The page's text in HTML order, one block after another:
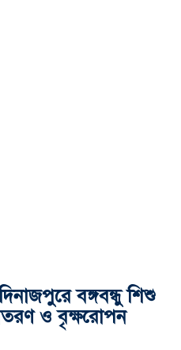
বঙ্গবন্ধু শিশু
ও বৃক্ষরোপন